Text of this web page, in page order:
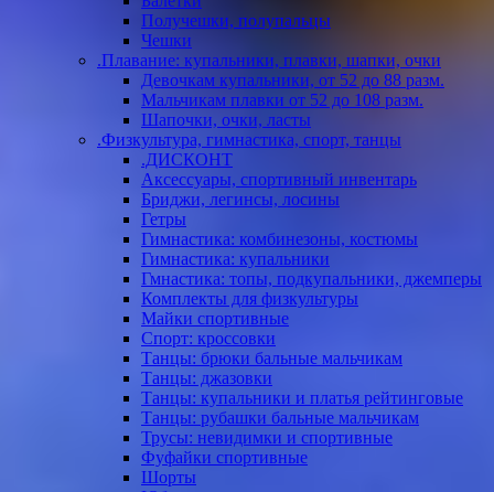
Получешки, полупальцы
Чешки
.Плавание: купальники, плавки, шапки, очки
Девочкам купальники, от 52 до 88 разм.
Мальчикам плавки от 52 до 108 разм.
Шапочки, очки, ласты
.Физкультура, гимнастика, спорт, танцы
.ДИСКОНТ
Аксессуары, спортивный инвентарь
Бриджи, легинсы, лосины
Гетры
Гимнастика: комбинезоны, костюмы
Гимнастика: купальники
Гмнастика: топы, подкупальники, джемперы
Комплекты для физкультуры
Майки спортивные
Спорт: кроссовки
Танцы: брюки бальные мальчикам
Танцы: джазовки
Танцы: купальники и платья рейтинговые
Танцы: рубашки бальные мальчикам
Трусы: невидимки и спортивные
Фуфайки спортивные
Шорты